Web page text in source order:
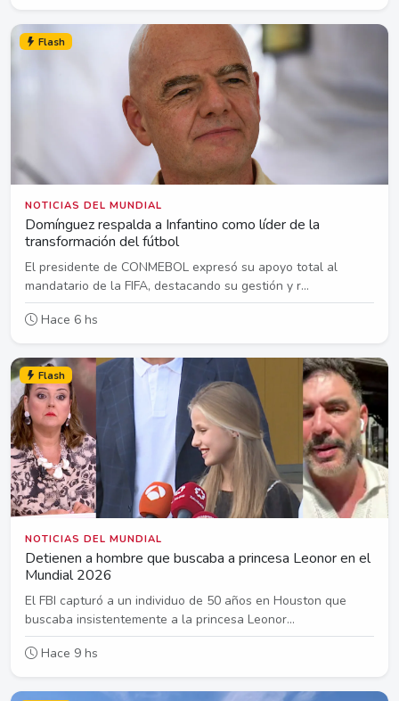
Flash
NOTICIAS DEL MUNDIAL
Domínguez respalda a Infantino como líder de la
transformación del fútbol
El presidente de CONMEBOL expresó su apoyo total al
mandatario de la FIFA, destacando su gestión y r...
Hace 6 hs
Flash
NOTICIAS DEL MUNDIAL
Detienen a hombre que buscaba a princesa Leonor en el
Mundial 2026
El FBI capturó a un individuo de 50 años en Houston que
buscaba insistentemente a la princesa Leonor...
Hace 9 hs